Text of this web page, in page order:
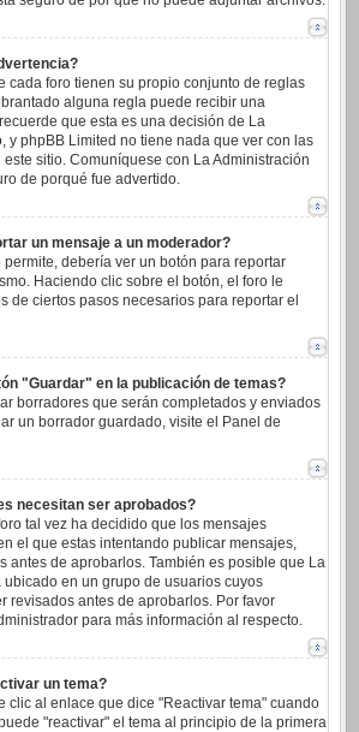
cada foro tienen su propio conjunto de reglas
alguna regla puede recibir una
que esta es una decisión de La
y phpBB Limited no tiene nada que ver con las
sitio. Comuníquese con La Administración
de porqué fue advertido.
un mensaje a un moderador?
debería ver un botón para reportar
Haciendo clic sobre el botón, el foro le
de ciertos pasos necesarios para reportar el
"Guardar" en la publicación de temas?
borradores que serán completados y enviados
un borrador guardado, visite el Panel de
necesitan ser aprobados?
tal vez ha decidido que los mensajes
el que estas intentando publicar mensajes,
antes de aprobarlos. También es posible que La
en un grupo de usuarios cuyos
revisados antes de aprobarlos. Por favor
para más información al respecto.
un tema?
clic al enlace que dice "Reactivar tema" cuando
"reactivar" el tema al principio de la primera